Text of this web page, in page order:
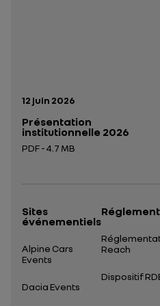
Date de publication:
12 juin 2026
Présentation
institutionnelle 2026
PDF - 4.7 MB
Sites
événementiels
Alpine Cars
Events
Dacia Events
Reach
Dispositif